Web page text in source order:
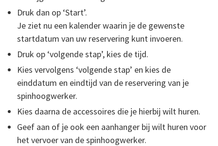
Druk dan op ‘Start’.
Je ziet nu een kalender waarin je de gewenste
startdatum van uw reservering kunt invoeren.
Druk op ‘volgende stap’, kies de tijd.
Kies vervolgens ‘volgende stap’ en kies de
einddatum en eindtijd van de reservering van je
spinhoogwerker.
Kies daarna de accessoires die je hierbij wilt huren.
Geef aan of je ook een aanhanger bij wilt huren voor
het vervoer van de spinhoogwerker.